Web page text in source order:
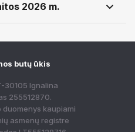
2026 m.
butų ūkis
30105 Ignalina
255512870.
kaupiami
asmenų registre